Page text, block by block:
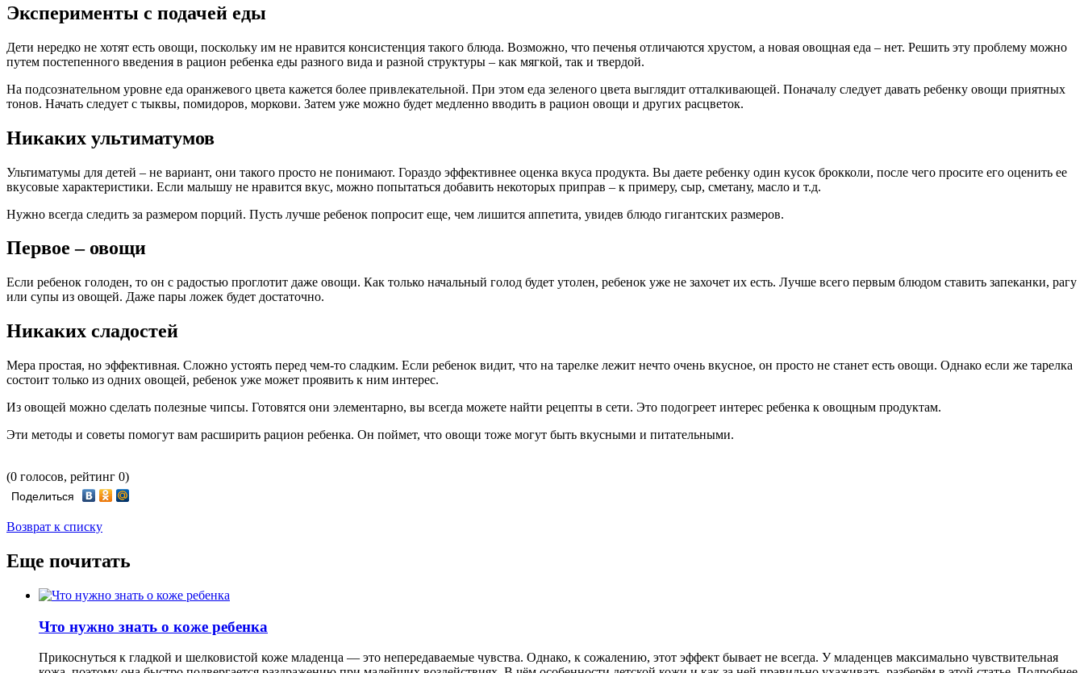
Эксперименты с подачей еды
Дети нередко не хотят есть овощи, поскольку им не нравится консистенция такого блюда. Возможно, что печенья отличаются хрустом, а новая овощная еда – нет. Решить эту проблему можно
путем постепенного введения в рацион ребенка еды разного вида и разной структуры – как мягкой, так и твердой.
На подсознательном уровне еда оранжевого цвета кажется более привлекательной. При этом еда зеленого цвета выглядит отталкивающей. Поначалу следует давать ребенку овощи приятных
тонов. Начать следует с тыквы, помидоров, моркови. Затем уже можно будет медленно вводить в рацион овощи и других расцветок.
Никаких ультиматумов
Ультиматумы для детей – не вариант, они такого просто не понимают. Гораздо эффективнее оценка вкуса продукта. Вы даете ребенку один кусок брокколи, после чего просите его оценить ее
вкусовые характеристики. Если малышу не нравится вкус, можно попытаться добавить некоторых приправ – к примеру, сыр, сметану, масло и т.д.
Нужно всегда следить за размером порций. Пусть лучше ребенок попросит еще, чем лишится аппетита, увидев блюдо гигантских размеров.
Первое – овощи
Если ребенок голоден, то он с радостью проглотит даже овощи. Как только начальный голод будет утолен, ребенок уже не захочет их есть. Лучше всего первым блюдом ставить запеканки, рагу
или супы из овощей. Даже пары ложек будет достаточно.
Никаких сладостей
Мера простая, но эффективная. Сложно устоять перед чем-то сладким. Если ребенок видит, что на тарелке лежит нечто очень вкусное, он просто не станет есть овощи. Однако если же тарелка
состоит только из одних овощей, ребенок уже может проявить к ним интерес.
Из овощей можно сделать полезные чипсы. Готовятся они элементарно, вы всегда можете найти рецепты в сети. Это подогреет интерес ребенка к овощным продуктам.
Эти методы и советы помогут вам расширить рацион ребенка. Он поймет, что овощи тоже могут быть вкусными и питательными.
(0 голосов, рейтинг 0)
Поделиться
Возврат к списку
Еще почитать
Что нужно знать о коже ребенка
Прикоснуться к гладкой и шелковистой коже младенца — это непередаваемые чувства. Однако, к сожалению, этот эффект бывает не всегда. У младенцев максимально чувствительная